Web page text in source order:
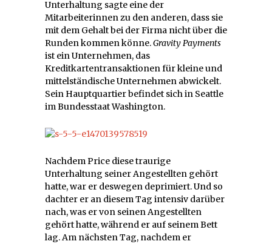
Unterhaltung sagte eine der
Mitarbeiterinnen zu den anderen, dass sie
mit dem Gehalt bei der Firma nicht über die
Runden kommen könne.Gravity Payments
ist ein Unternehmen, das
Kreditkartentransaktionen für kleine und
mittelständische Unternehmen abwickelt.
Sein Hauptquartier befindet sich in Seattle
im Bundesstaat Washington.
Nachdem Price diese traurige
Unterhaltung seiner Angestellten gehört
hatte, war er deswegen deprimiert. Und so
dachter er an diesem Tag intensiv darüber
nach, was er von seinen Angestellten
gehört hatte, während er auf seinem Bett
lag. Am nächsten Tag, nachdem er